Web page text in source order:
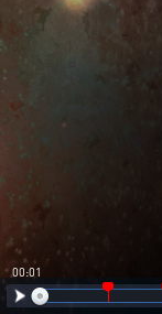
00:02